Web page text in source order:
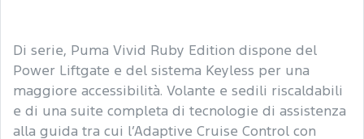
Di serie, Puma Vivid Ruby Edition dispone del
Power Liftgate e del sistema Keyless per una
maggiore accessibilità. Volante e sedili riscaldabili
e di una suite completa di tecnologie di assistenza
alla guida tra cui l’Adaptive Cruise Control con